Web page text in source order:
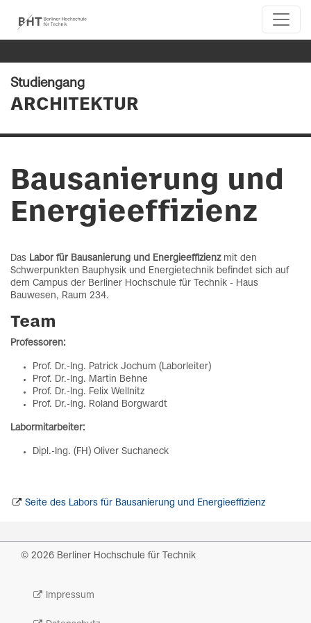
Studiengang
ARCHITEKTUR
Bausanierung und
Energieeffizienz
Das Labor für Bausanierung und Energieeffizienzmit den
Schwerpunkten Bauphysik und Energietechnik befindet sich auf
dem Campus der Berliner Hochschule für Technik - Haus
Bauwesen, Raum 234.
Team
Professoren:
Prof. Dr.-Ing. Patrick Jochum (Laborleiter)
Prof. Dr.-Ing. Martin Behne
Prof. Dr.-Ing. Felix Wellnitz
Prof. Dr.-Ing. Roland Borgwardt
Labormitarbeiter:
Dipl.-Ing. (FH) Oliver Suchaneck
Seite des Labors für Bausanierung und Energieeffizienz
© 2026 Berliner Hochschule für Technik
Impressum